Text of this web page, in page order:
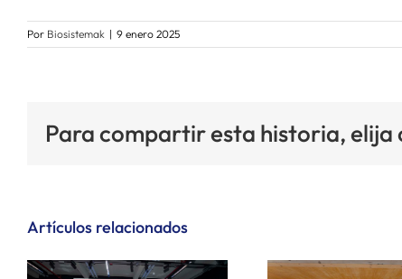
Por Biosistemak | 9 enero 2025
Para compartir esta historia,
Artículos relacionados